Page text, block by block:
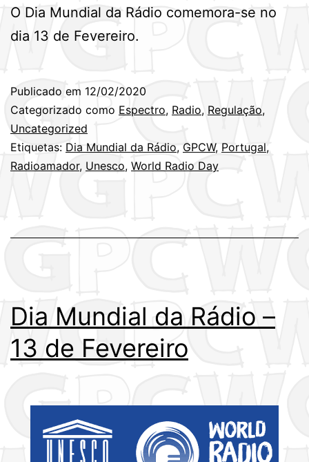
O Dia Mundial da Rádio comemora-se no
dia 13 de Fevereiro.
Publicado em 12/02/2020
Categorizado como Espectro, Radio, Regulação,
Uncategorized
Etiquetas: Dia Mundial da Rádio, GPCW, Portugal,
Radioamador, Unesco, World Radio Day
Dia Mundial da Rádio –
13 de Fevereiro